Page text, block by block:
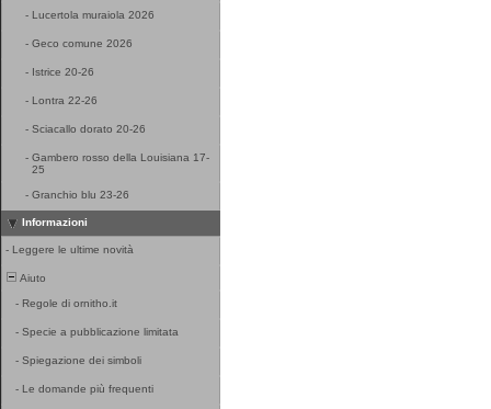
- Lucertola muraiola 2026
- Geco comune 2026
- Istrice 20-26
- Lontra 22-26
- Sciacallo dorato 20-26
- Gambero rosso della Louisiana 17-
25
- Granchio blu 23-26
Informazioni
- Leggere le ultime novità
Aiuto
- Regole di ornitho.it
- Specie a pubblicazione limitata
- Spiegazione dei simboli
- Le domande più frequenti